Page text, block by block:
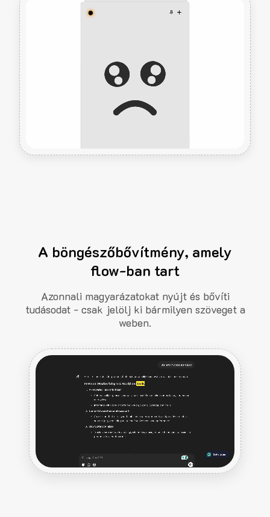
A böngészőbővítmény, amely
flow-ban tart
Azonnali magyarázatokat nyújt és bővíti
tudásodat - csak jelölj ki bármilyen szöveget a
weben.